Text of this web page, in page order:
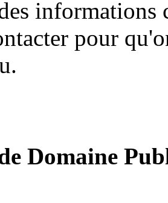
informations
pour
Domaine